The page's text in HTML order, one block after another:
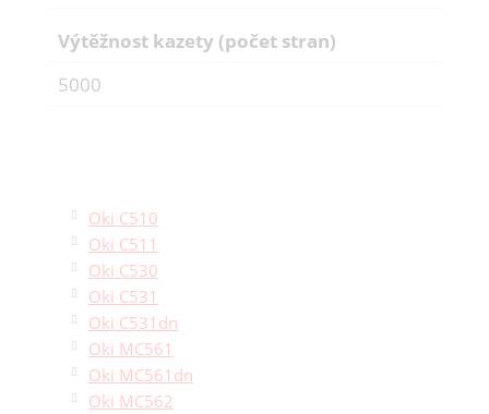
Výtěžnost kazety (počet stran)
5000
Oki C510
Oki C511
Oki C530
Oki C531
Oki C531dn
Oki MC561
Oki MC561dn
Oki MC562